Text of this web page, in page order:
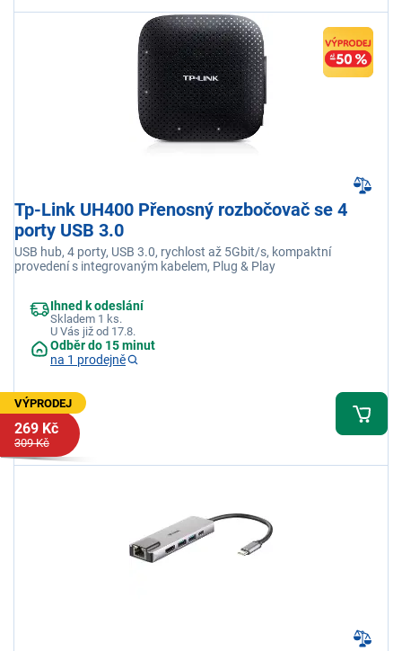
Tp-Link UH400 Přenosný rozbočovač se 4
porty USB 3.0
USB hub, 4 porty, USB 3.0, rychlost až 5Gbit/s, kompaktní
provedení s integrovaným kabelem, Plug & Play
Ihned k odeslání
Skladem 1 ks.
U Vás již od 17.8.
Odběr do 15 minut
na 1 prodejně
VÝPRODEJ
269 Kč
309 Kč